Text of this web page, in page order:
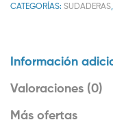
CATEGORÍAS: SUDADERAS,
Información
Valoraciones (0)
Más ofertas